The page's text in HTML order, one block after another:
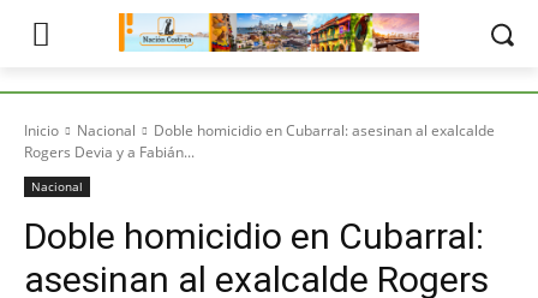
Inicio Nacional
Doble homicidio en Cubarral: asesinan al exalcalde
Rogers Devia y a Fabián...
Nacional
Doble homicidio en Cubarral:
asesinan al exalcalde Rogers